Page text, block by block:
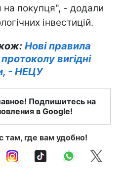
покупця", - додали
інвестицій.
Нові правила
вигідні
- НЕЦУ
Подпишитесь на
в Google!
там, где вам удобно!